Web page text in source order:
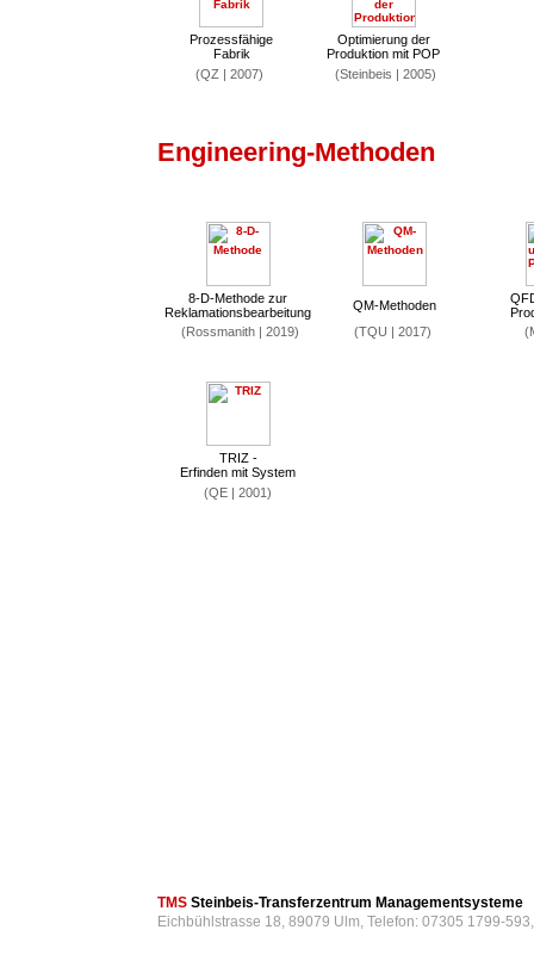
Prozessfähige
Fabrik
Optimierung der
Produktion mit POP
(QZ | 2007)
(Steinbeis | 2005)
Engineering-Methoden
8-D-Methode zur
Reklamationsbearbeitung
QM-Methoden
(Rossmanith | 2019)
(TQU | 2017)
TRIZ -
Erfinden mit System
(QE | 2001)
TMS Steinbeis-Transferzentrum Managementsysteme
Eichbühlstrasse 18, 89079 Ulm, Telefon: 07305 1799-